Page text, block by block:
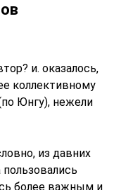
и. оказалось,
коллективному
Юнгу), нежели
из давних
более важным и